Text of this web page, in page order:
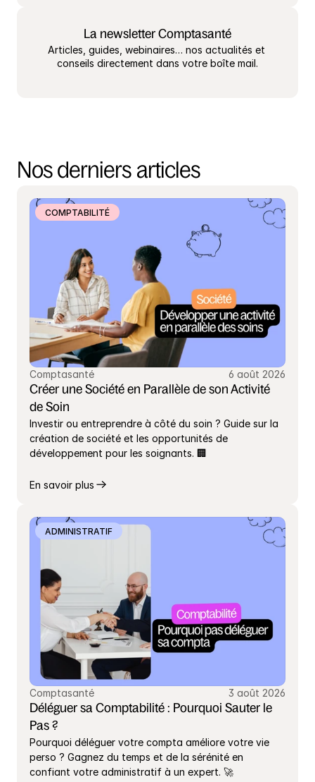
La newsletter Comptasanté
Articles, guides, webinaires… nos actualités et
conseils directement dans votre boîte mail.
Nos derniers articles
COMPTABILITÉ
Comptasanté 6 août 2026
Créer une Société en Parallèle de son Activité
de Soin
Investir ou entreprendre à côté du soin ? Guide sur la
création de société et les opportunités de
développement pour les soignants. 🏢
En savoir plus
ADMINISTRATIF
Comptasanté 3 août 2026
Déléguer sa Comptabilité : Pourquoi Sauter le
Pas ?
Pourquoi déléguer votre compta améliore votre vie
perso ? Gagnez du temps et de la sérénité en
confiant votre administratif à un expert. 🚀